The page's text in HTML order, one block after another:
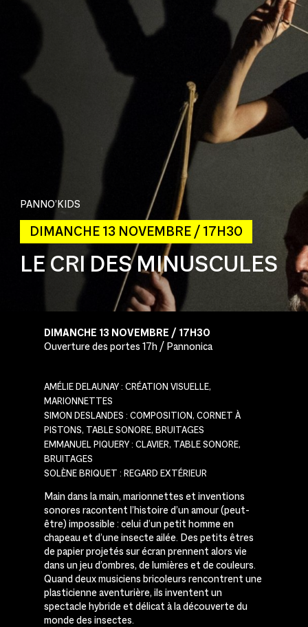
PANNO’KIDS
DIMANCHE 13 NOVEMBRE / 17H30
LE CRI DES MINUSCULES
DIMANCHE 13 NOVEMBRE / 17H30
Ouverture des portes 17h / Pannonica
AMÉLIE DELAUNAY : CRÉATION VISUELLE,
MARIONNETTES
SIMON DESLANDES : COMPOSITION, CORNET À
PISTONS, TABLE SONORE, BRUITAGES
EMMANUEL PIQUERY : CLAVIER, TABLE SONORE,
BRUITAGES
SOLÈNE BRIQUET : REGARD EXTÉRIEUR
Main dans la main, marionnettes et inventions
sonores racontent l’histoire d’un amour (peut-
être) impossible : celui d’un petit homme en
chapeau et d’une insecte ailée. Des petits êtres
de papier projetés sur écran prennent alors vie
dans un jeu d’ombres, de lumières et de couleurs.
Quand deux musiciens bricoleurs rencontrent une
plasticienne aventurière, ils inventent un
spectacle hybride et délicat à la découverte du
monde des insectes.